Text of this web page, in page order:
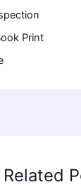
Print
Related